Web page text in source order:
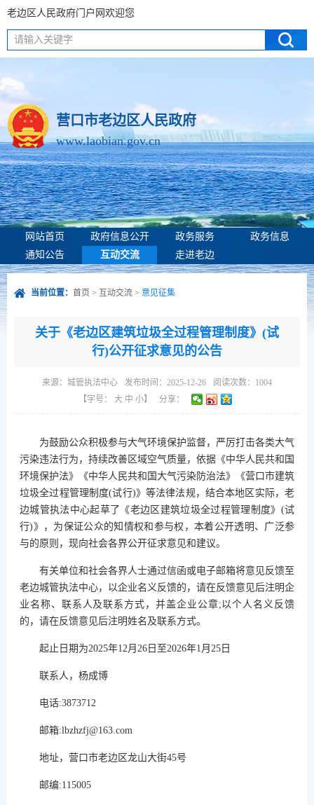
老边区人民政府门户网欢迎您
请输入关键字
营口市老边区人民政府
www.laobian.gov.cn
网站首页 政府信息公开 政务服务
政务信息
通知公告
互动交流 走进老边
当前位置： 首页 > 互动交流 > 意见征集
关于《老边区建筑垃圾全过程管理制度》(试
行)公开征求意见的公告
来源： 城管执法中心 发布时间：2025-12-26 阅读次数： 1004
【字号： 大 中 小】 分享：
为鼓励公众积极参与大气环境保护监督，严厉打击各类大气
污染违法行为，持续改善区域空气质量，依据《中华人民共和国
环境保护法》《中华人民共和国大气污染防治法》《营口市建筑
垃圾全过程管理制度(试行)》等法律法规，结合本地区实际，老
边城管执法中心起草了《老边区建筑垃圾全过程管理制度》(试
行)》，为保证公众的知情权和参与权，本着公开透明、广泛参
与的原则，现向社会各界公开征求意见和建议。
有关单位和社会各界人士通过信函或电子邮箱将意见反馈至
老边城管执法中心，以企业名义反馈的，请在反馈意见后注明企
业名称、联系人及联系方式，并盖企业公章;以个人名义反馈
的，请在反馈意见后注明姓名及联系方式。
起止日期为2025年12月26日至2026年1月25日
联系人，杨成博
电话:3873712
邮箱:lbzhzfj@163.com
地址，营口市老边区龙山大街45号
邮编:115005